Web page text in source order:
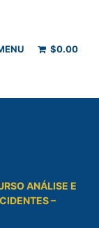
$0.00
ANÁLISE E
–